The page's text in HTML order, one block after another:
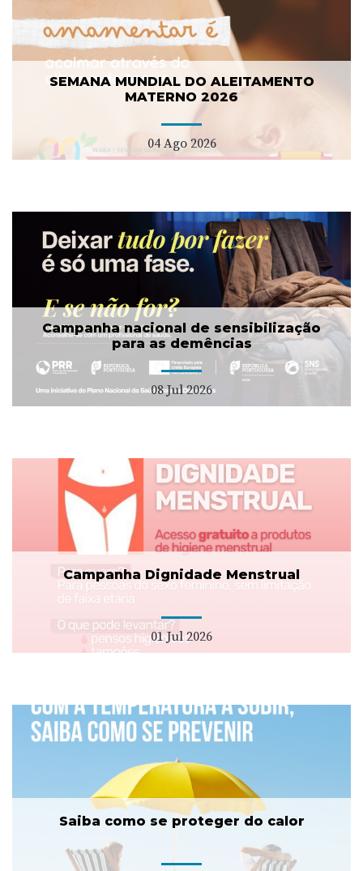
SEMANA MUNDIAL DO ALEITAMENTO
MATERNO 2026
04 Ago 2026
Campanha nacional de sensibilização
para as demências
08 Jul 2026
Campanha Dignidade Menstrual
01 Jul 2026
Saiba como se proteger do calor